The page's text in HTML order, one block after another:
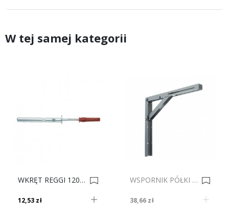
W tej samej kategorii
WKRĘT REGGI 120mm KOŁEK PÓŁKI WURTH 0007454
12,53 zł
WSPORNIK PÓŁKI 500 CZARNY 0035040
38,66 zł